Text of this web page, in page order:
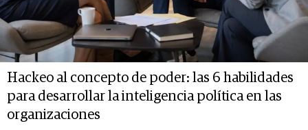
Hackeo al concepto de poder: las 6 habilidades
para desarrollar la inteligencia política en las
organizaciones